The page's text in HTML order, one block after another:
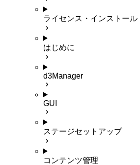
ライセンス・インストール
はじめに
d3Manager
GUI
ステージセットアップ
コンテンツ管理